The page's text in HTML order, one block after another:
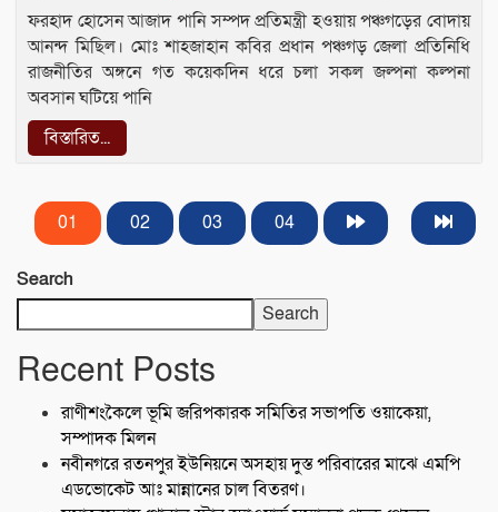
ফরহাদ হোসেন আজাদ পানি সম্পদ প্রতিমন্ত্রী হওয়ায় পঞ্চগড়ের বোদায়
আনন্দ মিছিল। মোঃ শাহজাহান কবির প্রধান পঞ্চগড় জেলা প্রতিনিধি
রাজনীতির অঙ্গনে গত কয়েকদিন ধরে চলা সকল জল্পনা কল্পনা
অবসান ঘটিয়ে পানি
বিস্তারিত...
01 02 03 04
Search
Search
Recent Posts
রাণীশংকৈলে ভূমি জরিপকারক সমিতির সভাপতি ওয়াকেয়া,
সম্পাদক মিলন
নবীনগরে রতনপুর ইউনিয়নে অসহায় দুস্ত পরিবারের মাঝে এমপি
এডভোকেট আঃ মান্নানের চাল বিতরণ।